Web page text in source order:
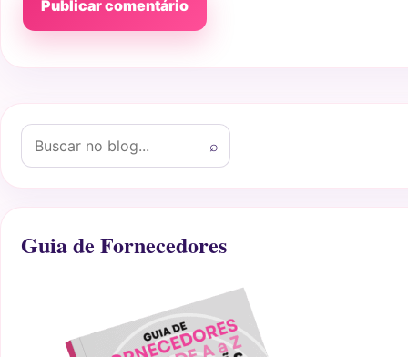
Buscar por:
⌕
Guia de Fornecedores